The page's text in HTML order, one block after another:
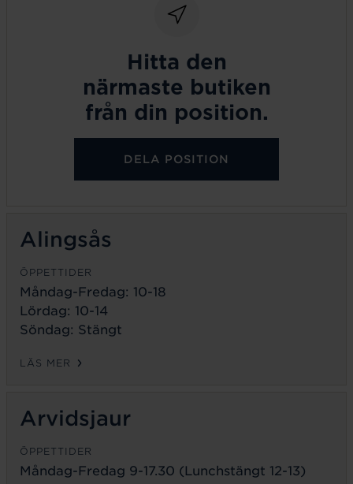
Hitta den
närmaste butiken
från din position.
DELA POSITION
Alingsås
ÖPPETTIDER
Måndag-Fredag: 10-18
Lördag: 10-14
Söndag: Stängt
LÄS MER
Arvidsjaur
ÖPPETTIDER
Måndag-Fredag 9-17.30 (Lunchstängt 12-13)